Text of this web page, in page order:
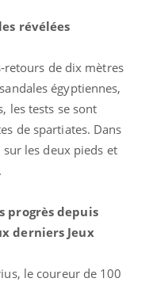
révélées
retours de dix mètres
égyptiennes,
les tests se sont
de spartiates. Dans
les deux pieds et
progrès depuis
derniers Jeux
le coureur de 100